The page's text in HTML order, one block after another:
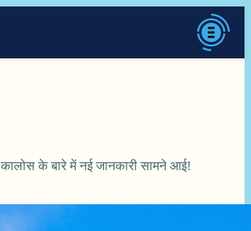
के बारे में नई जानकारी सामने आई!